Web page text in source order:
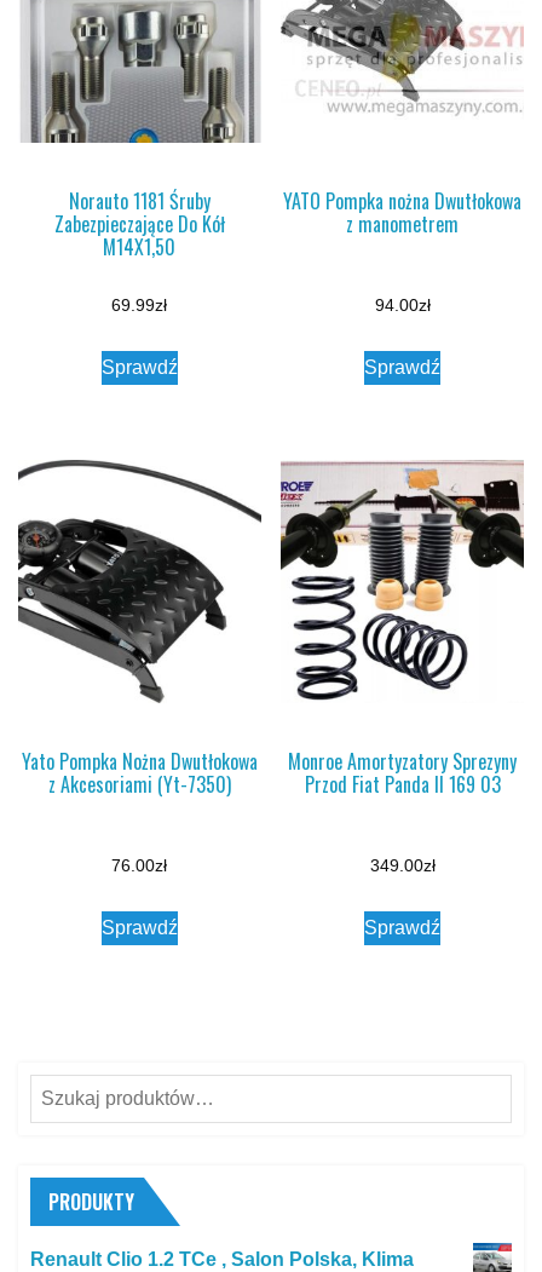
Norauto 1181 Śruby
Zabezpieczające Do Kół
M14X1,50
69.99zł
Sprawdź
YATO Pompka nożna Dwutłokowa
z manometrem
94.00zł
Sprawdź
Yato Pompka Nożna Dwutłokowa
z Akcesoriami (Yt-7350)
76.00zł
Sprawdź
Monroe Amortyzatory Sprezyny
Przod Fiat Panda II 169 03
349.00zł
Sprawdź
Szukaj:
PRODUKTY
Renault Clio 1.2 TCe , Salon Polska, Klima